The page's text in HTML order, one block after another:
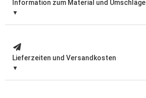
Information zum Material und Umschläge
Lieferzeiten und Versandkosten